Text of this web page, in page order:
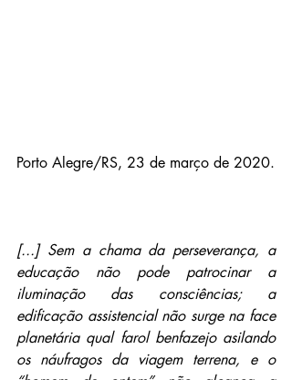
Porto Alegre/RS, 23 de março de 2020.
[...] Sem a chama da perseverança, a
educação não pode patrocinar a
iluminação das consciências; a
edificação assistencial não surge na face
planetária qual farol benfazejo asilando
os náufragos da viagem terrena, e o